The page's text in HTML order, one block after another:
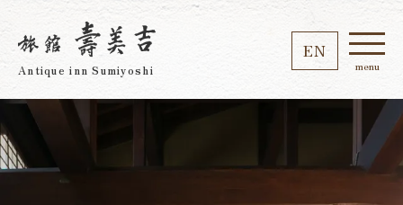
Antique inn Sumiyoshi
EN
menu